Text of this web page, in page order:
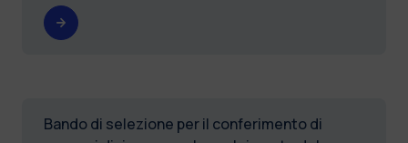
Bando di selezione per il conferimento di